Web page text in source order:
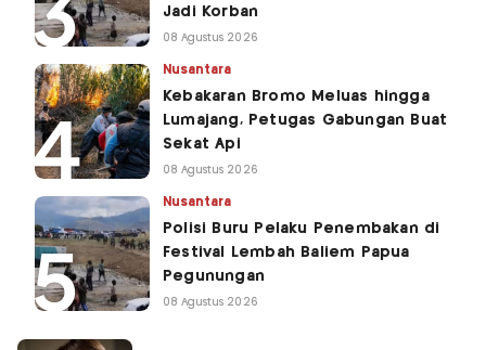
Jadi Korban
08 Agustus 2026
Nusantara
Kebakaran Bromo Meluas hingga
Lumajang, Petugas Gabungan Buat
Sekat Api
08 Agustus 2026
Nusantara
Polisi Buru Pelaku Penembakan di
Festival Lembah Baliem Papua
Pegunungan
08 Agustus 2026